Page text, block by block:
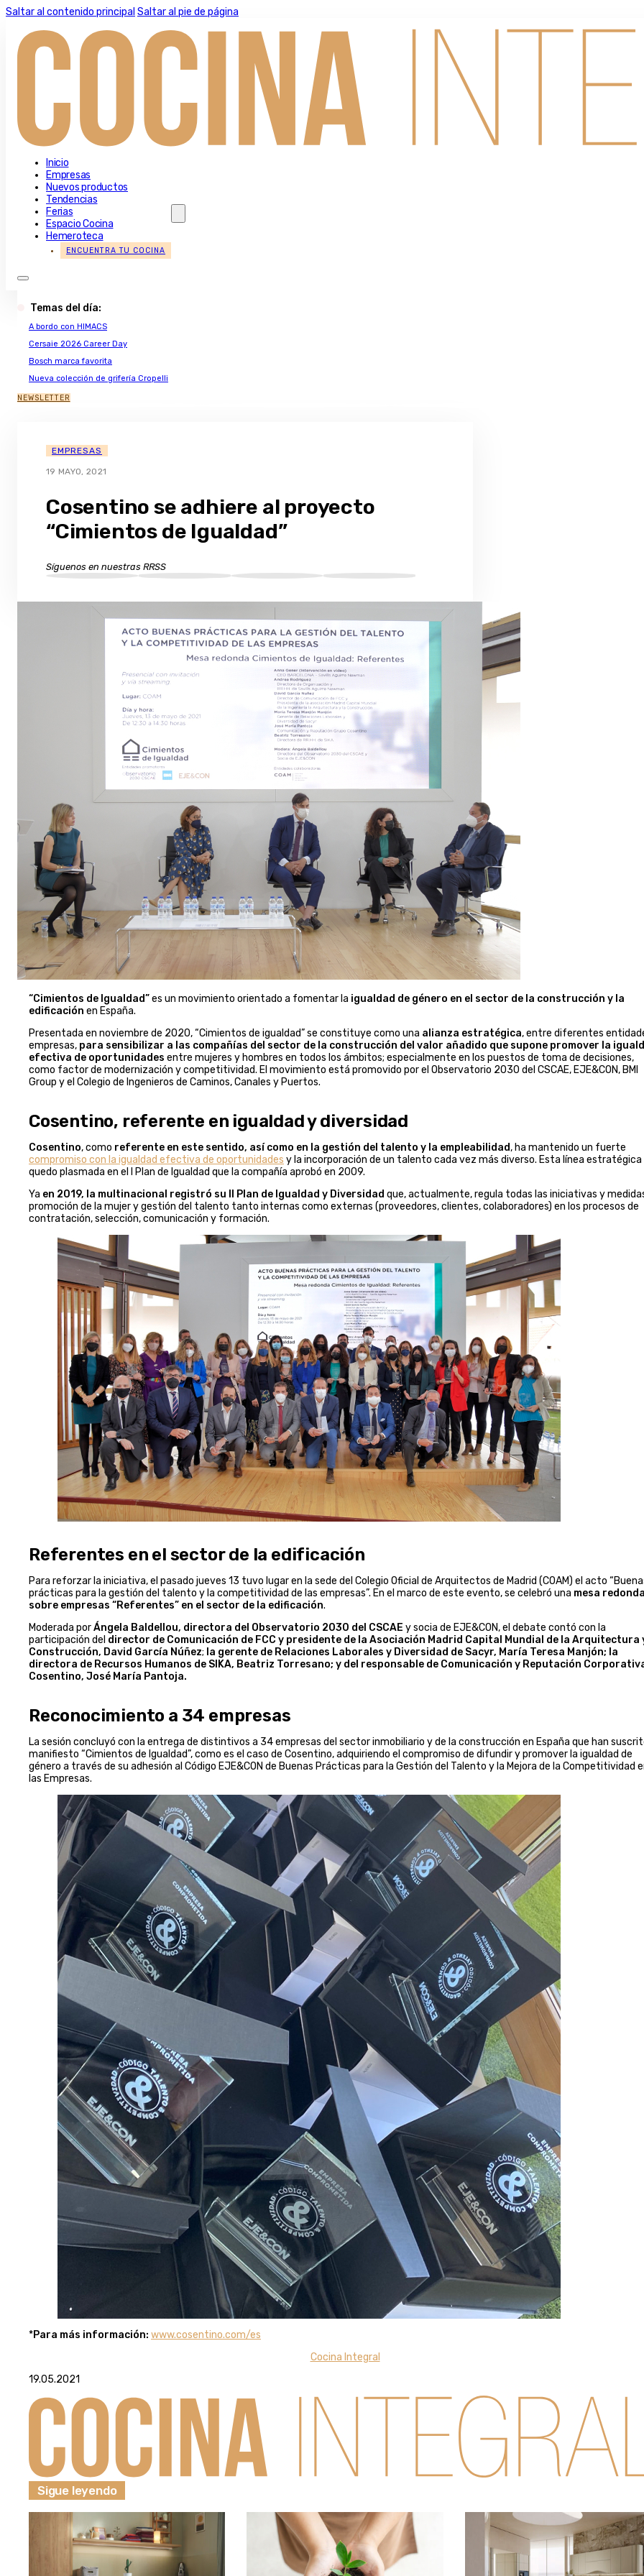
Saltar al contenido principal Saltar al pie de página
Inicio
Empresas
Nuevos productos
Tendencias
Ferias
Espacio Cocina
Hemeroteca
ENCUENTRA TU COCINA
Temas del día:
A bordo con HIMACS
Cersaie 2026 Career Day
Bosch marca favorita
Nueva colección de grifería Cropelli
NEWSLETTER
EMPRESAS
19 MAYO, 2021
Cosentino se adhiere al proyecto
“Cimientos de Igualdad”
Síguenos en nuestras RRSS
“Cimientos de Igualdad”es un movimiento orientado a fomentar la igualdad de género en el sector de la construcción y la
edificación en España.
Presentada en noviembre de 2020, “Cimientos de igualdad” se constituye como una alianza estratégica, entre diferentes
empresas, para sensibilizar a las compañías del sector de la construcción del valor añadido que supone promover la
efectiva de oportunidades entre mujeres y hombres en todos los ámbitos; especialmente en los puestos de toma de decisiones,
como factor de modernización y competitividad. El movimiento está promovido por el Observatorio 2030 del CSCAE, EJE&CON, BMI
Group y el Colegio de Ingenieros de Caminos, Canales y Puertos.
Cosentino, referente en igualdad y diversidad
Cosentino, como referente en este sentido, así como en la gestión del talento y la empleabilidad, ha mantenido un fuerte
compromiso con la igualdad efectiva de oportunidades y la incorporación de un talento cada vez más diverso. Esta línea estratégica
quedo plasmada en el I Plan de Igualdad que la compañía aprobó en 2009.
Ya en 2019, la multinacional registró su II Plan de Igualdad y Diversidad que, actualmente, regula todas las iniciativas y
promoción de la mujer y gestión del talento tanto internas como externas (proveedores, clientes, colaboradores) en los procesos de
contratación, selección, comunicación y formación.
Referentes en el sector de la edificación
Para reforzar la iniciativa, el pasado jueves 13 tuvo lugar en la sede del Colegio Oficial de Arquitectos de Madrid (COAM) el acto
prácticas para la gestión del talento y la competitividad de las empresas”. En el marco de este evento, se celebró una mesa
sobre empresas “Referentes” en el sector de la edificación.
Moderada porÁngela Baldellou, directora del Observatorio 2030 del CSCAE y socia de EJE&CON, el debate contó con la
participación del director de Comunicación de FCC y presidente de la Asociación Madrid Capital Mundial de la Arquitectura
Construcción, David García Núñez; la gerente de Relaciones Laborales y Diversidad de Sacyr, María Teresa Manjón; la
directora de Recursos Humanos de SIKA, Beatriz Torresano; y del responsable de Comunicación y Reputación
Cosentino, José María Pantoja.
Reconocimiento a 34 empresas
La sesión concluyó con la entrega de distintivos a 34 empresas del sector inmobiliario y de la construcción en España que han
manifiesto “Cimientos de Igualdad”, como es el caso de Cosentino, adquiriendo el compromiso de difundir y promover la igualdad de
género a través de su adhesión al Código EJE&CON de Buenas Prácticas para la Gestión del Talento y la Mejora de la Competitividad
las Empresas.
*Para más información: www.cosentino.com/es
Cocina Integral
19.05.2021
Sigue leyendo